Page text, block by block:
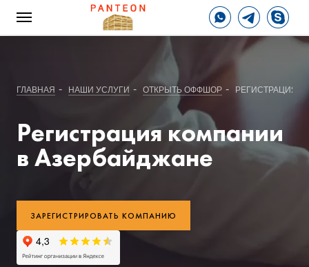
ГЛАВНАЯ - НАШИ УСЛУГИ - ОТКРЫТЬ ОФФШОР - РЕГИСТРАЦИЯ
Регистрация компании
в Азербайджане
ЗАРЕГИСТРИРОВАТЬ КОМПАНИЮ